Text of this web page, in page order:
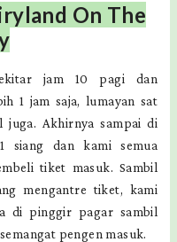
On The
jam 10 pagi dan
1 jam saja, lumayan sat
Akhirnya sampai di
siang dan kami semua
tiket masuk. Sambil
mengantre tiket, kami
di pinggir pagar sambil
pengen masuk.